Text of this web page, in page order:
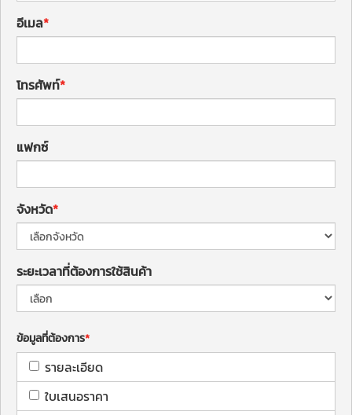
อีเมล
โทรศัพท์
แฟกซ์
จังหวัด
ระยะเวลาที่ต้องการใช้สินค้า
ข้อมูลที่ต้องการ
รายละเอียด
ใบเสนอราคา